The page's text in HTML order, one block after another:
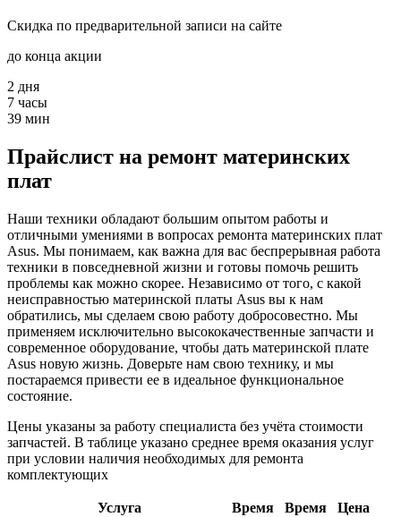
Скидка по предварительной записи на сайте
до конца акции
2 дня
7 часы
39 мин
Прайслист на ремонт материнских
плат
Наши техники обладают большим опытом работы и
отличными умениями в вопросах ремонта материнских плат
Asus. Мы понимаем, как важна для вас беспрерывная работа
техники в повседневной жизни и готовы помочь решить
проблемы как можно скорее. Независимо от того, с какой
неисправностью материнской платы Asus вы к нам
обратились, мы сделаем свою работу добросовестно. Мы
применяем исключительно высококачественные запчасти и
современное оборудование, чтобы дать материнской плате
Asus новую жизнь. Доверьте нам свою технику, и мы
постараемся привести ее в идеальное функциональное
состояние.
Цены указаны за работу специалиста без учёта стоимости
запчастей. В таблице указано среднее время оказания услуг
при условии наличия необходимых для ремонта
комплектующих
Услуга Время Время
Цена